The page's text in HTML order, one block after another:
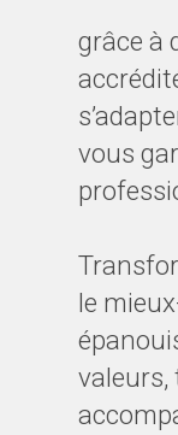
grâce à
vous
le
valeurs,